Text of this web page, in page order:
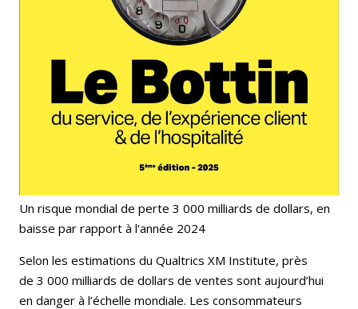
Un risque mondial de perte 3 000 milliards de dollars, en
baisse par rapport à l'année 2024
Selon les estimations du Qualtrics XM Institute, près
de 3 000 milliards de dollars de ventes sont aujourd’hui
en danger à l’échelle mondiale. Les consommateurs